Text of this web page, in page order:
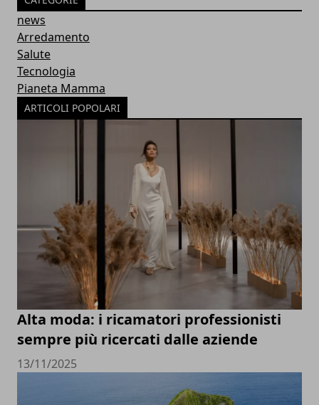
news
Arredamento
Salute
Tecnologia
Pianeta Mamma
ARTICOLI POPOLARI
Alta moda: i ricamatori professionisti
sempre più ricercati dalle aziende
13/11/2025